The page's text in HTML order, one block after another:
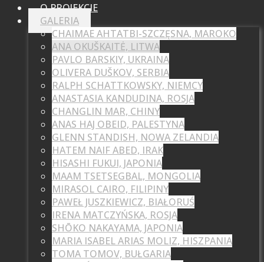
O PROJEKCIE
GALERIA
CHAIMAE AHTATBI-SZCZĘSNA, MAROKO
ANA OKUŠKAITĖ, LITWA
PAVLO BARSKIY, UKRAINA
OLIVERA DUŠKOV, SERBIA
RALPH SCHATTKOWSKY, NIEMCY
ANASTASIA KANDUDINA, ROSJA
CHANGLIN MAR, CHINY
ANAS HAJ OBEID, PALESTYNA
GLENN STANDISH, NOWA ZELANDIA
HATEM NAIF ABED, IRAK
HISASHI FUKUI, JAPONIA
MAAM TSETSEGBAL, MONGOLIA
MIRASOL CAIRO, FILIPINY
PAWEŁ JUSZKIEWICZ, BIAŁORUŚ
IRENA MATCZYŃSKA, ROSJA
SHŌKO NAKAYAMA, JAPONIA
MARIA ISABEL ARIAS MOLIZ, HISZPANIA
TOMA TOMOV, BUŁGARIA